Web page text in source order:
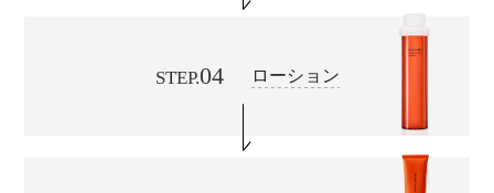
STEP.04 ローション